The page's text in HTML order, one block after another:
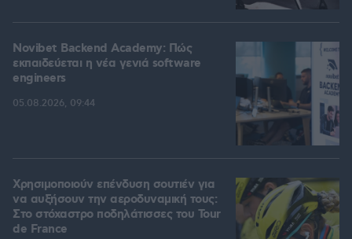
Novibet Backend Academy: Πώς
εκπαιδεύεται η νέα γενιά software
engineers
05.08.2026, 09:44
Χρησιμοποιούν επένδυση σουτιέν για
να αυξήσουν την αεροδυναμική τους:
Στο στόχαστρο ποδηλάτισσες του Tour
de France